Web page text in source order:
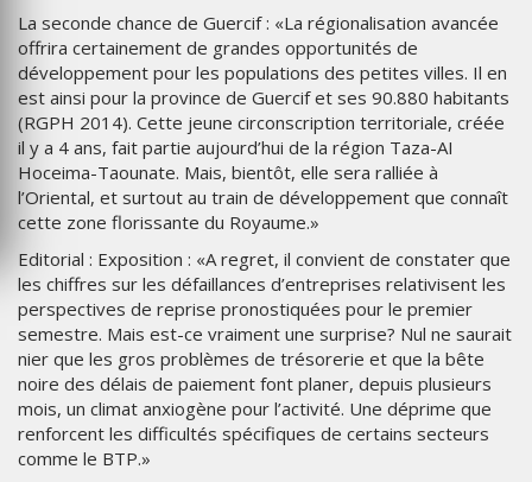
La seconde chance de Guercif : «La régionalisation avancée
offrira certainement de grandes opportunités de
développement pour les populations des petites villes. Il en
est ainsi pour la province de Guercif et ses 90.880 habitants
(RGPH 2014). Cette jeune circonscription territoriale, créée
il y a 4 ans, fait partie aujourd’hui de la région Taza-AI
Hoceima-Taounate. Mais, bientôt, elle sera ralliée à
l’Oriental, et surtout au train de développement que connaît
cette zone florissante du Royaume.»
Editorial : Exposition : «A regret, il convient de constater que
les chiffres sur les défaillances d’entreprises relativisent les
perspectives de reprise pronostiquées pour le premier
semestre. Mais est-ce vraiment une surprise? Nul ne saurait
nier que les gros problèmes de trésorerie et que la bête
noire des délais de paiement font planer, depuis plusieurs
mois, un climat anxiogène pour l’activité. Une déprime que
renforcent les difficultés spécifiques de certains secteurs
comme le BTP.»